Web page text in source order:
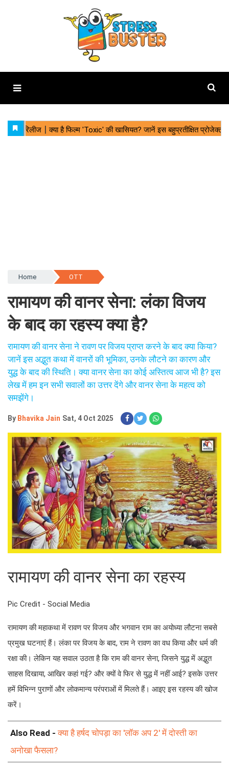
Home OTT
रामायण की वानर सेना: लंका विजय
के बाद का रहस्य क्या है?
रामायण की वानर सेना ने रावण पर विजय प्राप्त करने के बाद क्या किया?
जानें इस अद्भुत कथा में वानरों की भूमिका, उनके लौटने का कारण और
युद्ध के बाद की स्थिति। क्या वानर सेना का कोई अस्तित्व आज भी है? इस
लेख में हम इन सभी सवालों का उत्तर देंगे और वानर सेना के महत्व को
समझेंगे।
By Bhavika Jain Sat, 4 Oct 2025
रामायण की वानर सेना का रहस्य
Pic Credit - Social Media
रामायण की महाकथा में रावण पर विजय और भगवान राम का अयोध्या लौटना सबसे
प्रमुख घटनाएं हैं। लंका पर विजय के बाद, राम ने रावण का वध किया और धर्म की
रक्षा की। लेकिन यह सवाल उठता है कि राम की वानर सेना, जिसने युद्ध में अद्भुत
साहस दिखाया, आखिर कहां गई? और क्यों वे फिर से युद्ध में नहीं आई? इसके उत्तर
हमें विभिन्न पुराणों और लोकमान्य परंपराओं में मिलते हैं। आइए इस रहस्य की खोज
करें।
Also Read -क्या है हर्षद चोपड़ा का 'लॉक अप 2' में दोस्ती का
अनोखा फैसला?